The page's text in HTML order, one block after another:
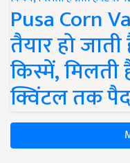
Pusa Corn
तैयार हो
किस्में, मिलती
क्विंटल तक